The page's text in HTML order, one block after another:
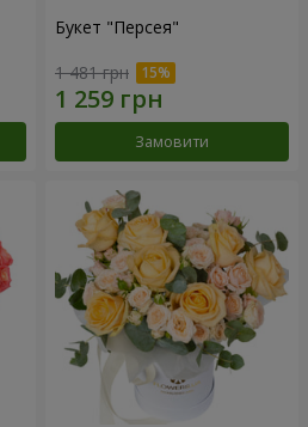
Букет "Персея"
1 481 грн
Замовити